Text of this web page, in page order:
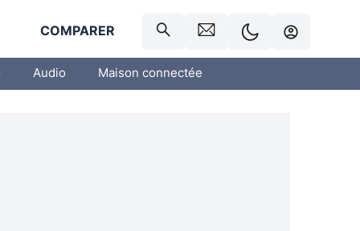
COMPARER
Audio Maison connectée